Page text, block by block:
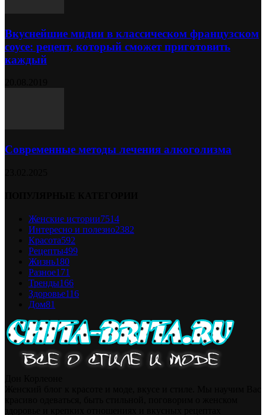
Вкуснейшие мидии в классическом французском
соусе: рецепт, который сможет приготовить
каждый
Современные методы лечения алкоголизма
Женские истории7514
Интересно и полезно2382
Красота592
Рецепты499
Жизнь180
Разное171
Тренды166
Здоровье116
Дом81